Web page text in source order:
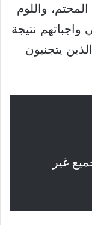
واللوم
نتيجة
يتجنبون
غير